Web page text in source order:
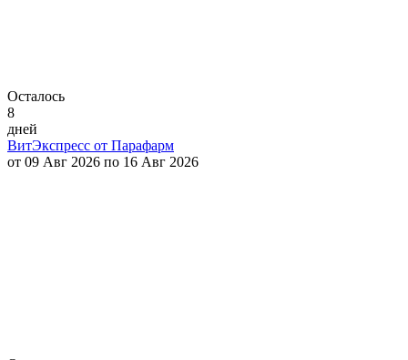
Осталось
8
дней
ВитЭкспресс от Парафарм
от 09 Авг 2026 по 16 Авг 2026